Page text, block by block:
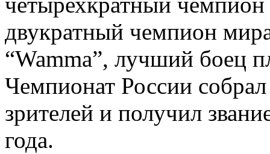
двукратный чемпион
“Wamma”, лучший боец
Чемпионат России
зрителей и получил
года.